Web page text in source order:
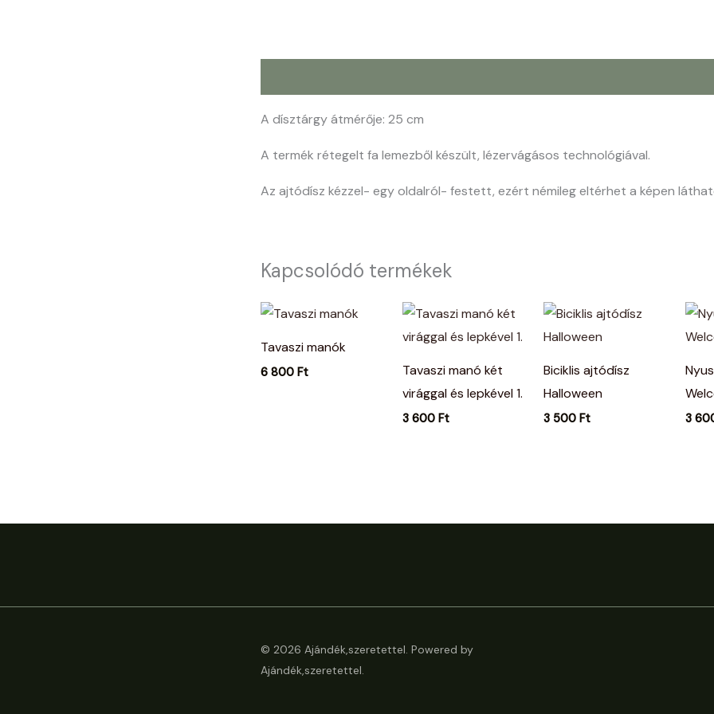
A dísztárgy átmérője: 25 cm
A termék rétegelt fa lemezből készült, lézervágásos technológiával.
Az ajtódísz kézzel- egy oldalról- festett, ezért némileg eltérhet a képen
Kapcsolódó termékek
Tavaszi manók
6 800 Ft
Tavaszi manó két
virággal és lepkével 1.
3 600 Ft
Biciklis ajtódísz
Halloween
3 500 Ft 3
© 2026 Ajándék,szeretettel. Powered by
Ajándék,szeretettel.